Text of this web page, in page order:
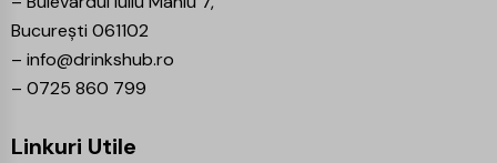
București 061102
– info@drinkshub.ro
– 0725 860 799
Linkuri Utile